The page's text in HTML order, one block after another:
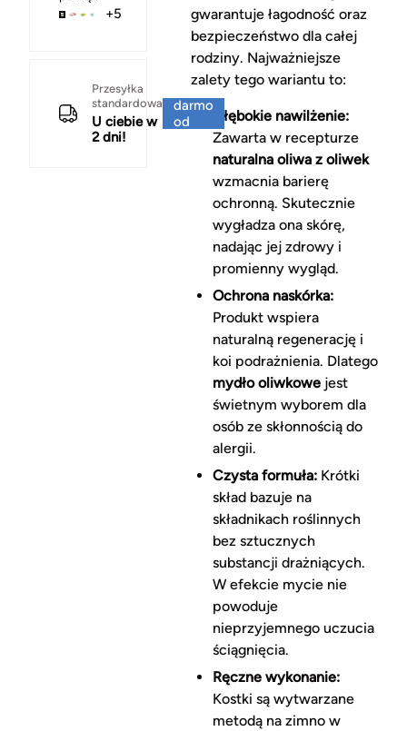
+5
Przesyłka
standardowa
U ciebie w
2 dni!
darmo
od
gwarantuje łagodność oraz
bezpieczeństwo dla całej
rodziny. Najważniejsze
zalety tego wariantu to:
Głębokie nawilżenie:
Zawarta w recepturze
naturalna oliwa z oliwek
wzmacnia barierę
ochronną. Skutecznie
wygładza ona skórę,
nadając jej zdrowy i
promienny wygląd.
Ochrona naskórka:
Produkt wspiera
naturalną regenerację i
koi podrażnienia. Dlatego
mydło oliwkowejest
świetnym wyborem dla
osób ze skłonnością do
alergii.
Czysta formuła:Krótki
skład bazuje na
składnikach roślinnych
bez sztucznych
substancji drażniących.
W efekcie mycie nie
powoduje
nieprzyjemnego uczucia
ściągnięcia.
Ręczne wykonanie:
Kostki są wytwarzane
metodą na zimno w